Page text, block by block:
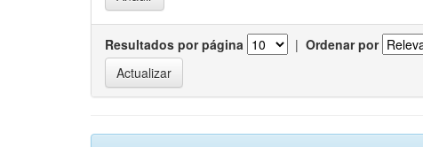
Resultados por página | Ordenar por